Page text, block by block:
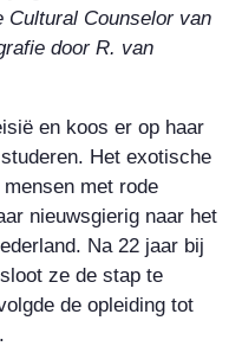
Cultural Counselor van
door R. van
en koos er op haar
Het exotische
met rode
nieuwsgierig naar het
Na 22 jaar bij
ze de stap te
de opleiding tot